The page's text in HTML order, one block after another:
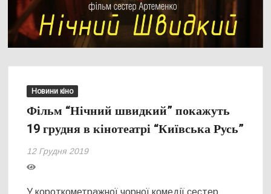
Новини кіно
Фільм “Нічний швидкий” покажуть
19 грудня в кінотеатрі “Київська Русь”
12 Грудня 2019
У короткометражної чорної комедії сестер